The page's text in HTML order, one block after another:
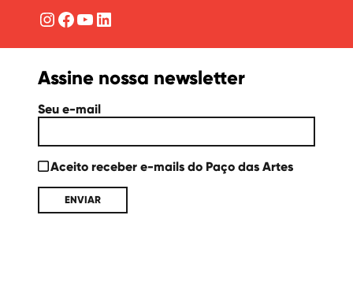
Instagram
Facebook
YouTube
LinkedIn
Assine nossa newsletter
Seu e-mail
Aceito receber e-mails do Paço das Artes